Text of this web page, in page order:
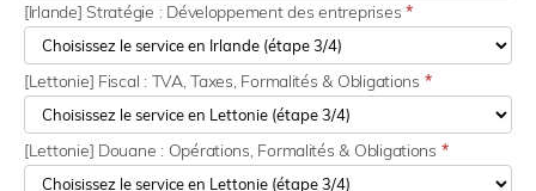
[Irlande] Stratégie : Développement des entreprises *
[Lettonie] Fiscal : TVA, Taxes, Formalités & Obligations *
[Lettonie] Douane : Opérations, Formalités & Obligations *